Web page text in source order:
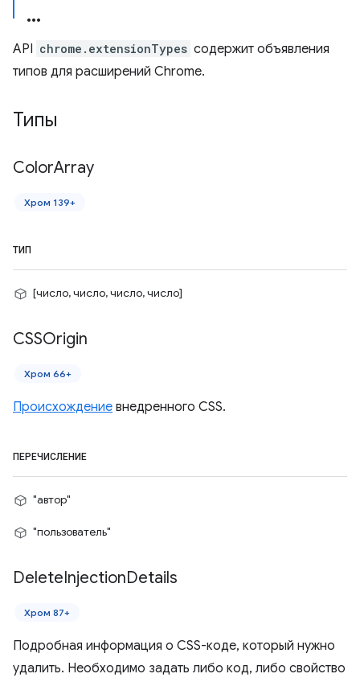
API chrome.extensionTypes содержит объявления
типов для расширений Chrome.
Типы
ColorArray
Хром 139+
ТИП
[число, число, число, число]
CSSOrigin
Хром 66+
Происхождение внедренного CSS.
ПЕРЕЧИСЛЕНИЕ
"автор"
"пользователь"
DeleteInjectionDetails
Хром 87+
Подробная информация о CSS-коде, который нужно
удалить. Необходимо задать либо код, либо свойство